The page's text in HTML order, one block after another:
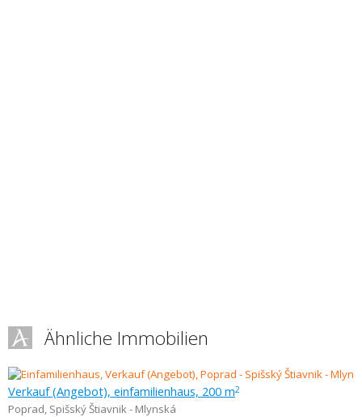
Ähnliche Immobilien
Verkauf (Angebot), einfamilienhaus, 200 m2
Poprad, Spišský Štiavnik - Mlynská